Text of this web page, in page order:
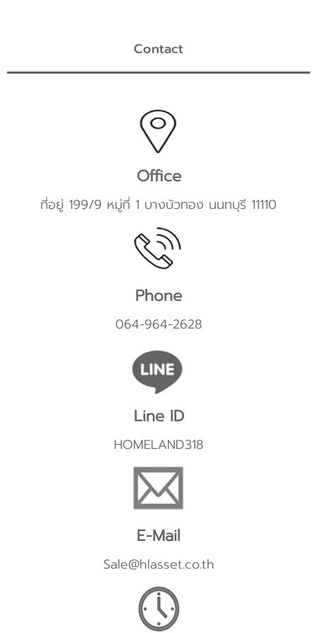
Contact
Office
ที่อยู่ 199/9 หมู่ที่ 1 บางบัวทอง นนทบุรี 11110
Phone
064-964-2628
Line ID
HOMELAND318
E-Mail
Sale@hlasset.co.th